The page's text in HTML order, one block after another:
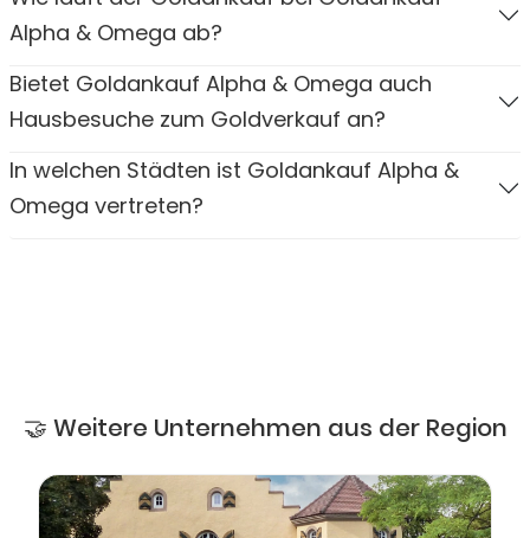
Alpha & Omega ab?
Bietet Goldankauf Alpha & Omega auch
Hausbesuche zum Goldverkauf an?
In welchen Städten ist Goldankauf Alpha &
Omega vertreten?
🤝 Weitere Unternehmen aus der Region